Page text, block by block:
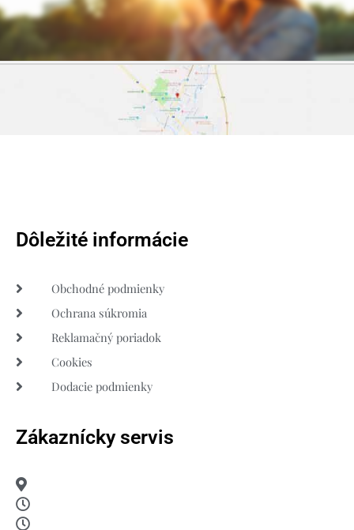
Dôležité informácie
Obchodné podmienky
Ochrana súkromia
Reklamačný poriadok
Cookies
Dodacie podmienky
Zákaznícky servis